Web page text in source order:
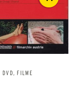
DVD,FILME